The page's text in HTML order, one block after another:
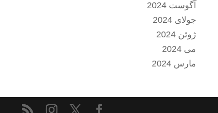
آگوست 2024
جولای 2024
ژوئن 2024
می 2024
مارس 2024